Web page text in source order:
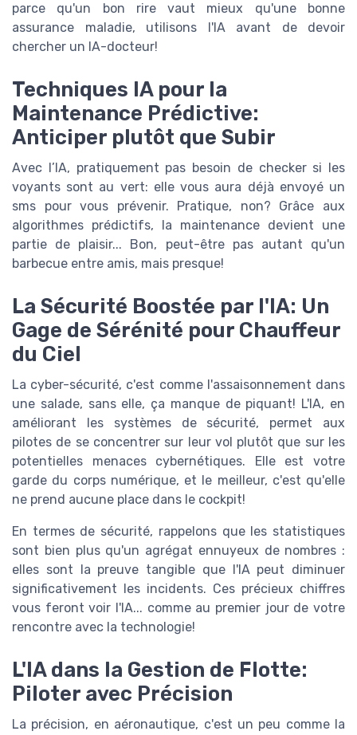
parce qu'un bon rire vaut mieux qu'une bonne
assurance maladie, utilisons l'IA avant de devoir
chercher un IA-docteur!
Techniques IA pour la
Maintenance Prédictive:
Anticiper plutôt que Subir
Avec l’IA, pratiquement pas besoin de checker si les
voyants sont au vert: elle vous aura déjà envoyé un
sms pour vous prévenir. Pratique, non? Grâce aux
algorithmes prédictifs, la maintenance devient une
partie de plaisir... Bon, peut-être pas autant qu'un
barbecue entre amis, mais presque!
La Sécurité Boostée par l'IA: Un
Gage de Sérénité pour Chauffeur
du Ciel
La cyber-sécurité, c'est comme l'assaisonnement dans
une salade, sans elle, ça manque de piquant! L'IA, en
améliorant les systèmes de sécurité, permet aux
pilotes de se concentrer sur leur vol plutôt que sur les
potentielles menaces cybernétiques. Elle est votre
garde du corps numérique, et le meilleur, c'est qu'elle
ne prend aucune place dans le cockpit!
En termes de sécurité, rappelons que les statistiques
sont bien plus qu'un agrégat ennuyeux de nombres :
elles sont la preuve tangible que l'IA peut diminuer
significativement les incidents. Ces précieux chiffres
vous feront voir l'IA... comme au premier jour de votre
rencontre avec la technologie!
L'IA dans la Gestion de Flotte:
Piloter avec Précision
La précision, en aéronautique, c'est un peu comme la